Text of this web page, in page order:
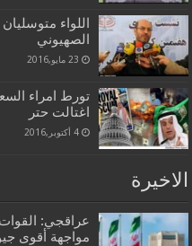
اللواء
الصهيوني
23 مايو,2016
تورط امراء
اغتالت حتر
4 أكتوبر,2016
الاخيرة
عراقجي: القوات
مواجهة أقوى